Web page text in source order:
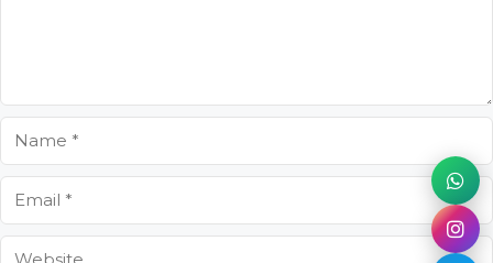
Name
Email
Website